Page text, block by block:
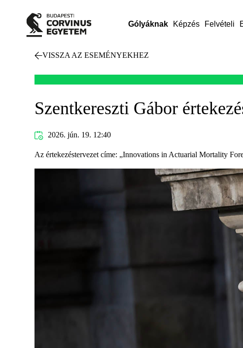
Gólyáknak Képzés Felvételi
VISSZA AZ ESEMÉNYEKHEZ
Szentkereszti Gábor
2026. jún. 19. 12:40
Az értekezéstervezet címe: „Innovations in Actuarial Mortality